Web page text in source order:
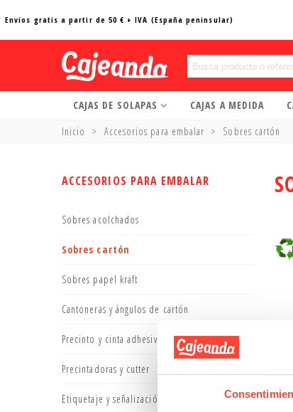
Envíos gratis a partir de 50 € + IVA (España peninsular)
CAJAS DE SOLAPAS CAJAS A MEDIDA
Inicio
> Accesorios para embalar > Sobres cartón
ACCESORIOS PARA EMBALAR
Sobres acolchados
Sobres cartón
Sobres papel kraft
Cantoneras y ángulos de cartón
Precinto y cinta adhesiva
Precintadoras y cutter
Etiquetaje y señalización